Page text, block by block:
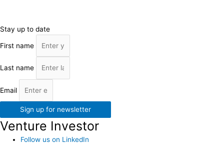
Stay up to date
First name
Last name
Email
Sign up for newsletter
Venture Investor
Follow us on LinkedIn